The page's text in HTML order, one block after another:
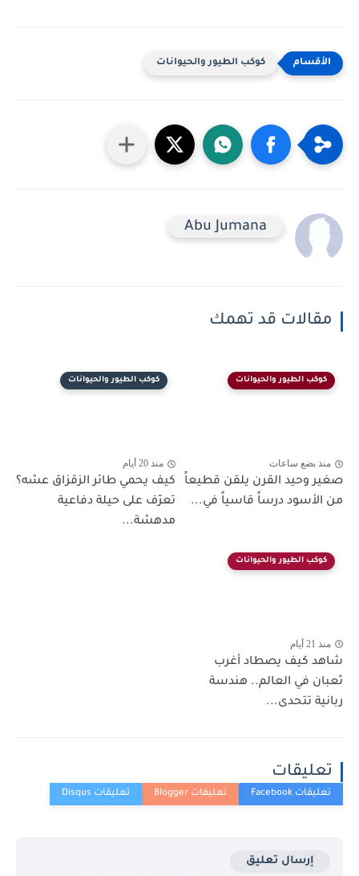
كوكب الطيور والحيوانات
Abu Jumana
مقالات قد تهمك
كوكب الطيور والحيوانات
منذ بضع ساعات
صغير وحيد القرن يلقن قطيعاً
من الأسود درساً قاسياً في...
كوكب الطيور والحيوانات
منذ 20 أيام
كيف يحمي طائر الزقزاق عشه؟
تعرّف على حيلة دفاعية
مدهشة...
كوكب الطيور والحيوانات
منذ 21 أيام
شاهد كيف يصطاد أغرب
ثعبان في العالم.. هندسة
ربانية تتحدى...
تعليقات
إرسال تعليق